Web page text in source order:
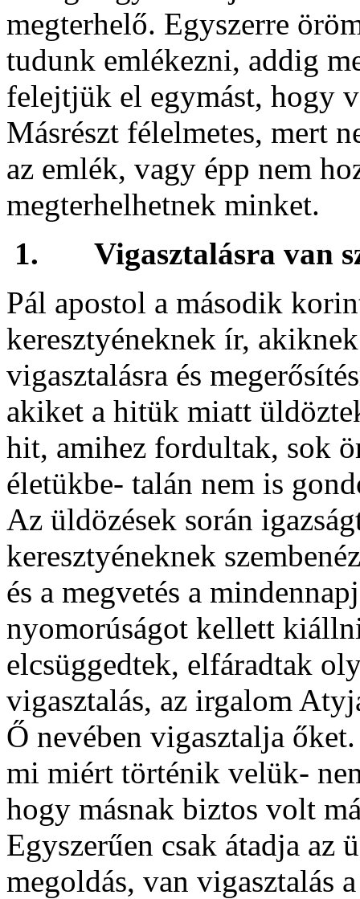
megterhelő. Egyszerre
tudunk emlékezni, addig
felejtjük el egymást, hogy
Másrészt félelmetes, mert
az emlék, vagy épp nem
megterhelhetnek minket.
1. Vigasztalásra van
Pál apostol a második
keresztyéneknek ír,
vigasztalásra és
akiket a hitük miatt
hit, amihez fordultak, sok
életükbe- talán nem is
Az üldözések során
keresztyéneknek
és a megvetés a
nyomorúságot kellett
elcsüggedtek, elfáradtak
vigasztalás, az irgalom
Ő nevében vigasztalja
mi miért történik velük-
hogy másnak biztos volt
Egyszerűen csak átadja az
megoldás, van vigasztalás